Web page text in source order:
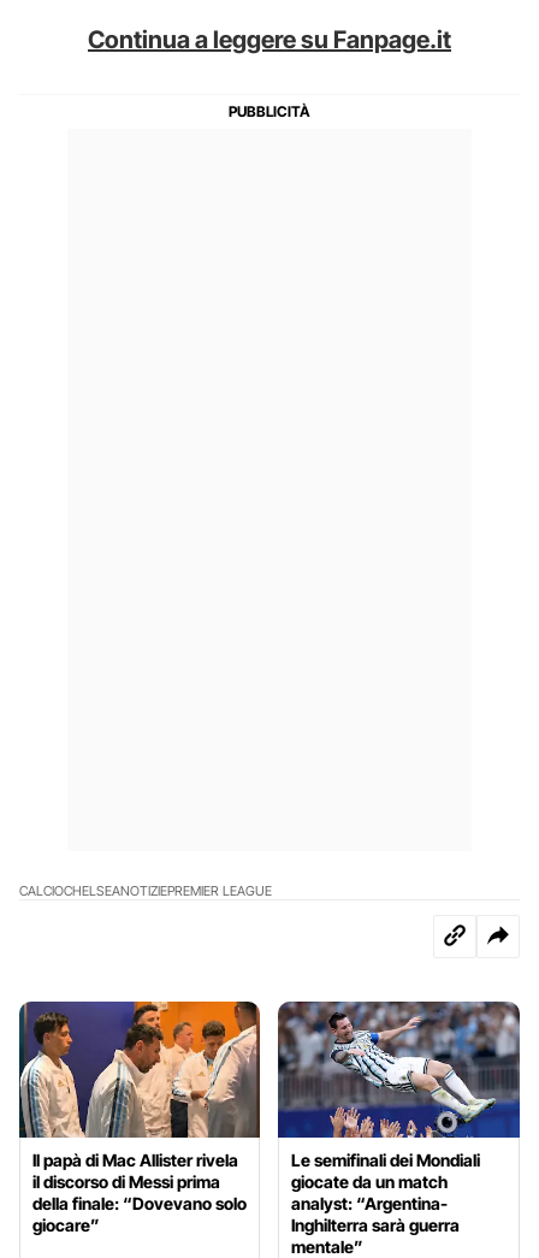
Continua a leggere su Fanpage.it
CALCIOCHELSEANOTIZIEPREMIER LEAGUE
Il papà di Mac Allister rivela
il discorso di Messi prima
della finale: “Dovevano solo
giocare”
Le semifinali dei Mondiali
giocate da un match
analyst: “Argentina-
Inghilterra sarà guerra
mentale”